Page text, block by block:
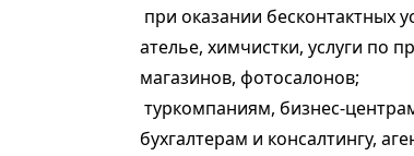
при оказании бесконтактных
ателье, химчистки, услуги по
магазинов, фотосалонов;
туркомпаниям, бизнес-
бухгалтерам и консалтингу,